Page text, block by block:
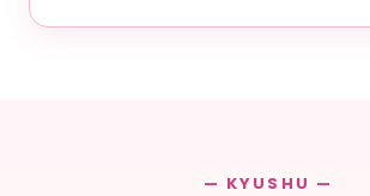
— KYUSHU —